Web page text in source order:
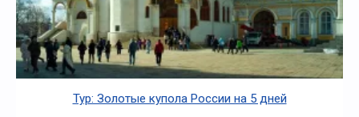
Тур: Золотые купола России на 5 дней